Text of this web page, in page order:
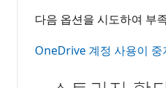
다음 옵션을 시도하여 부
OneDrive 계정 사용이